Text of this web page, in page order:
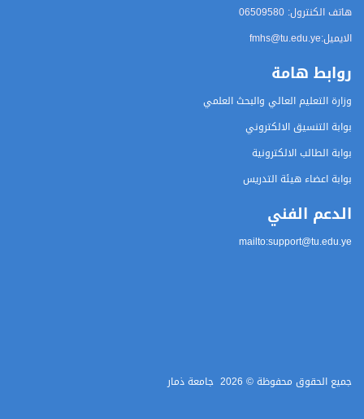
هاتف الكنترول: 06509580
الايميل:fmhs@tu.edu.ye
روابط هامة
وزارة التعليم العالي والبحث العلمي
بوابة التنسيق الالكتروني
بوابة الطالب الالكترونية
بوابة اعضاء هيئة التدريس
الدعم الفني
mailto:support@tu.edu.ye
جميع الحقوق محفوظة © 2026 جامعة ذمار